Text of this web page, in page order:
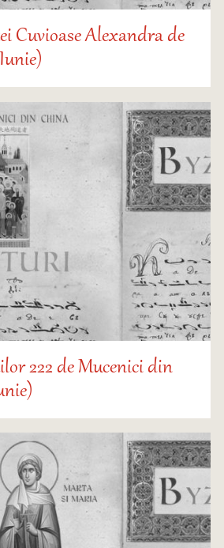
Cuvioase Alexandra de
222 de Mucenici din